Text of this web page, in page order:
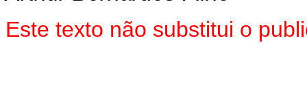
Este texto não substitui o